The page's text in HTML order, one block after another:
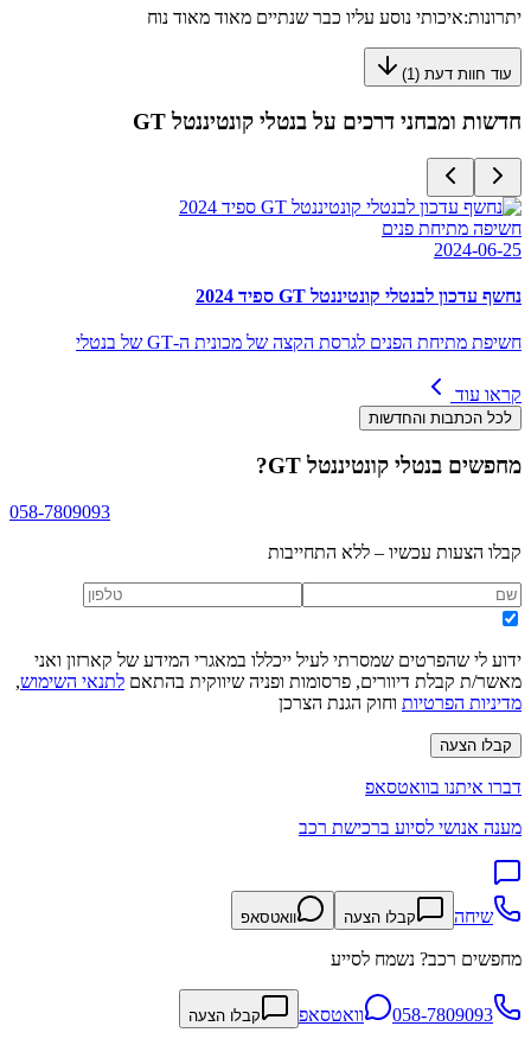
יתרונות:איכותי נוסע עליו כבר שנתיים מאוד מאוד נוח
עוד חוות דעת (1
)
חדשות ומבחני דרכים על בנטלי קונטיננטל GT
חשיפה מתיחת פנים
2024-06-25
נחשף עדכון לבנטלי קונטיננטל GT ספיד 2024
חשיפת מתיחת הפנים לגרסת הקצה של מכונית ה-GT של בנטלי
קראו עוד
לכל הכתבות והחדשות
מחפשים בנטלי קונטיננטל GT ?
058-7809093
קבלו הצעות עכשיו – ללא התחייבות
ידוע לי שהפרטים שמסרתי לעיל ייכללו במאגרי המידע של קארזון ואני
מאשר/ת קבלת דיוורים, פרסומות ופניה שיווקית בהתאם לתנאי השימוש,
מדיניות הפרטיות וחוק הגנת הצרכן
קבלו הצעה
דברו איתנו בוואטסאפ
מענה אנושי לסיוע ברכישת רכב
שיחה קבלו הצעה וואטסאפ
מחפשים רכב? נשמח לסייע
058-7809093 וואטסאפ קבלו הצעה